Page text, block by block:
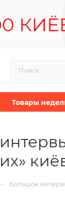
Товары
Большое